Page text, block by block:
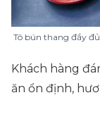
Tô bún thang đầy
Khách hàng
ăn ổn định,